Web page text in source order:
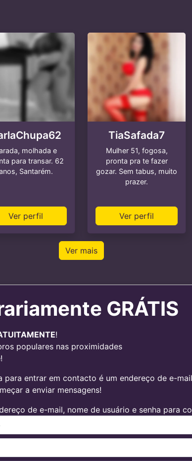
molhada e
para transar. 62
Santarém.
Ver perfil
TiaSafada7
Mulher 51, fogosa,
pronta pra te fazer
gozar. Sem tabus, muito
prazer.
Ver perfil
Ver mais
GRÁTIS
!
populares nas proximidades
para entrar em contacto é um endereço de e-
a enviar mensagens!
de e-mail, nome de usuário e senha para